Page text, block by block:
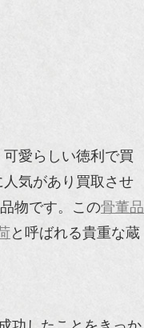
愛らしい徳利で買
気があり買取させ
物です。この骨董品
と呼ばれる貴重な蔵